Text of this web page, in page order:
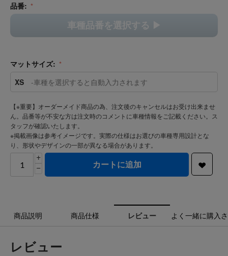
品番:
車種品番を選択する ▶︎
マットサイズ:
XS -車種を選択すると自動入力されます
【※重要】オーダーメイド商品の為、注文後のキャンセルはお受け出来ませ
ん。品番等が不安な方は注文時のコメントに車種情報をご記載ください。ス
タッフが確認いたします。
※掲載画像は参考イメージです。実際の仕様はお選びの車種専用設計とな
り、形状やデザインの一部が異なる場合があります。
+
−
カートに追加
商品説明 商品仕様 レビュー よく一緒に購入
レビュー